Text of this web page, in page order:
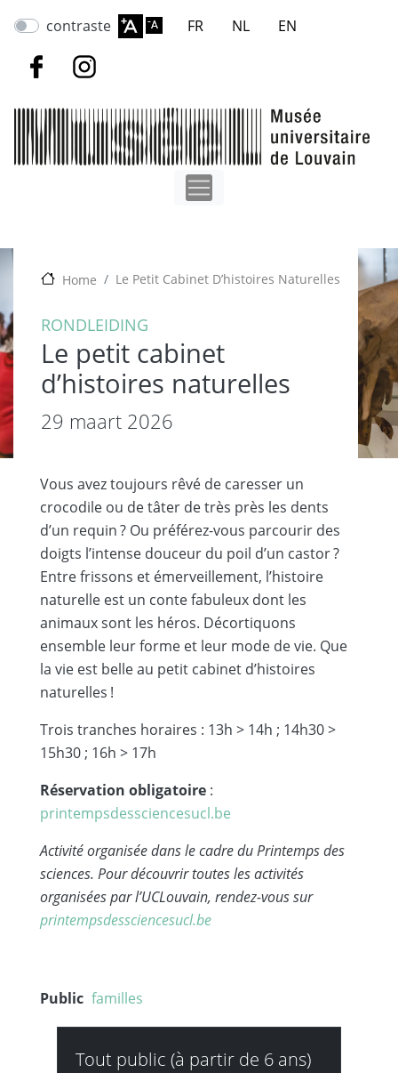
en
gaan
contraste FR NL EN
Home Le Petit Cabinet Dʼhistoires Naturelles
RONDLEIDING
Le petit cabinet
dʼhistoires naturelles
29 maart 2026
Vous avez toujours rêvé de caresser un
crocodile ou de tâter de très près les dents
dʼun requin ? Ou préférez-vous parcourir des
doigts lʼintense douceur du poil dʼun castor ?
Entre frissons et émerveillement, lʼhistoire
naturelle est un conte fabuleux dont les
animaux sont les héros. Décortiquons
ensemble leur forme et leur mode de vie. Que
la vie est belle au petit cabinet dʼhistoires
naturelles !
Trois tranches horaires : 13h > 14h ; 14h30 >
15h30 ; 16h > 17h
Réservation obligatoire :
printempsdessciencesucl.be
Activité organisée dans le cadre du Printemps des
sciences. Pour découvrir toutes les activités
organisées par lʼUCLouvain, rendez-vous sur
printempsdessciencesucl.be
Public familles
Tout public (à partir de 6 ans)